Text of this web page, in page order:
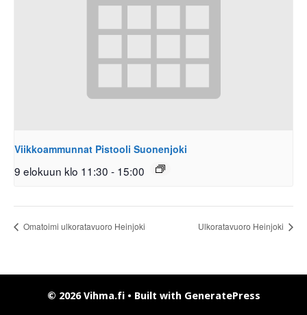
Viikkoammunnat Pistooli Suonenjoki
9 elokuun klo 11:30 - 15:00
Omatoimi ulkoratavuoro Heinjoki Ulkoratavuoro Heinjoki
© 2026 Vihma.fi• Built with GeneratePress